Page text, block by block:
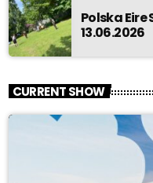
Polska
13.06.2026
CURRENT SHOW